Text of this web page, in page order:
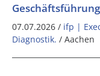
Geschäftsführung
07.07.2026 / ifp |
Diagnostik. / Aachen